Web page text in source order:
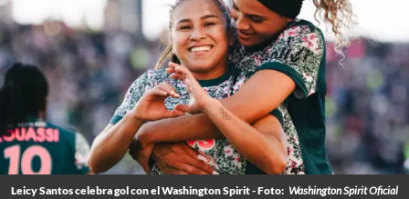
Leicy Santos celebra gol con el Washington Spirit - Foto: Washington Spirit Oficial